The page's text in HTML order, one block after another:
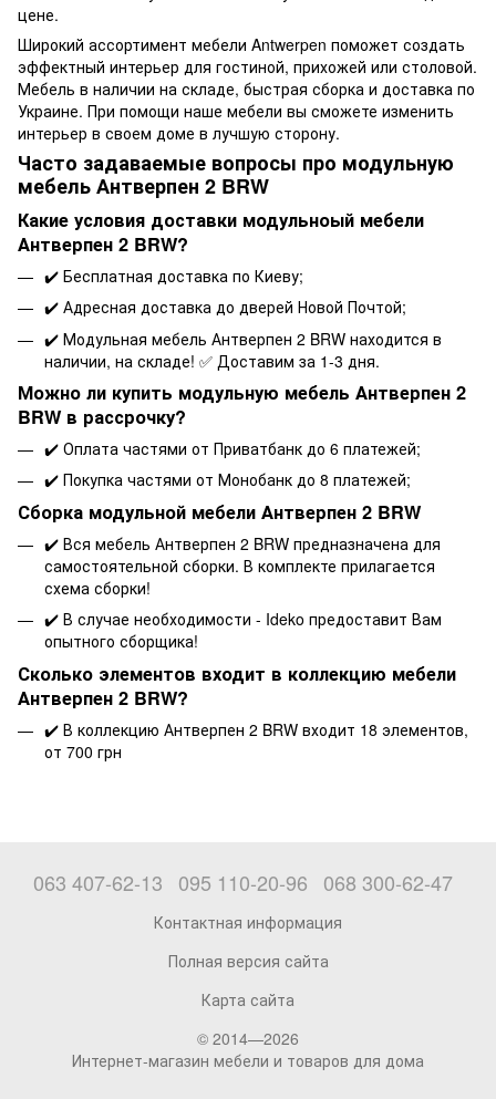
цене.
Широкий ассортимент мебели Antwerpen поможет создать
эффектный интерьер для гостиной, прихожей или столовой.
Мебель в наличии на складе, быстрая сборка и доставка по
Украине. При помощи наше мебели вы сможете изменить
интерьер в своем доме в лучшую сторону.
Часто задаваемые вопросы про модульную
мебель Антверпен 2 BRW
Какие условия доставки модульноый мебели
Антверпен 2 BRW?
✔️ Бесплатная доставка по Киеву;
✔️ Адресная доставка до дверей Новой Почтой;
✔️ Модульная мебель Антверпен 2 BRW находится в
наличии, на складе! ✅ Доставим за 1-3 дня.
Можно ли купить модульную мебель Антверпен 2
BRW в рассрочку?
✔️ Оплата частями от Приватбанк до 6 платежей;
✔️ Покупка частями от Монобанк до 8 платежей;
Сборка модульной мебели Антверпен 2 BRW
✔️ Вся мебель Антверпен 2 BRW предназначена для
самостоятельной сборки. В комплекте прилагается
схема сборки!
✔️ В случае необходимости - Ideko предоставит Вам
опытного сборщика!
Сколько элементов входит в коллекцию мебели
Антверпен 2 BRW?
✔️ В коллекцию Антверпен 2 BRW входит 18 элементов,
от 700 грн
063 407-62-13 095 110-20-96 068 300-62-47
Контактная информация
Полная версия сайта
Карта сайта
© 2014—2026
Интернет-магазин мебели и товаров для дома